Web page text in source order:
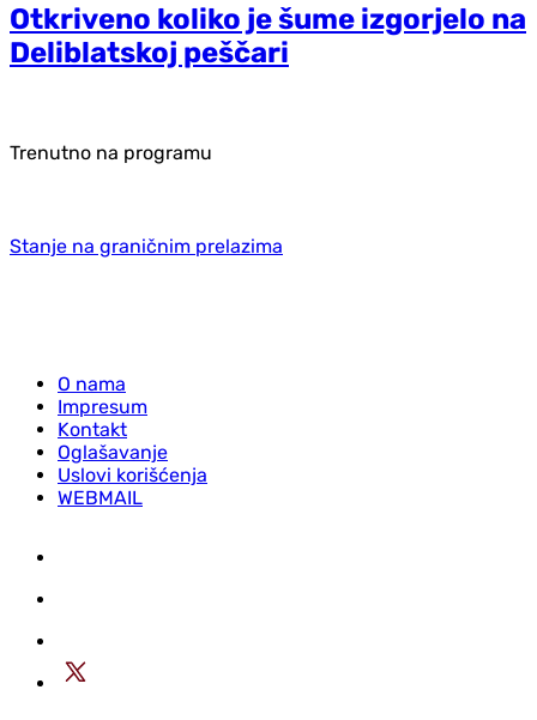
Otkriveno koliko je šume izgorjelo na
Deliblatskoj peščari
Trenutno na programu
Stanje na graničnim prelazima
O nama
Impresum
Kontakt
Oglašavanje
Uslovi korišćenja
WEBMAIL